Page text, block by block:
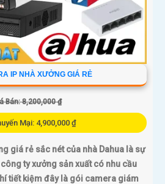
IP NHÀ XƯỞNG GIÁ RẺ
Bán: 8,200,000 ₫
Mại: 4,900,000 ₫
giá rẻ sắc nét của nhà Dahua là sự
ty xưởng sản xuất có nhu cầu
tiết kiệm đây là gói camera giám